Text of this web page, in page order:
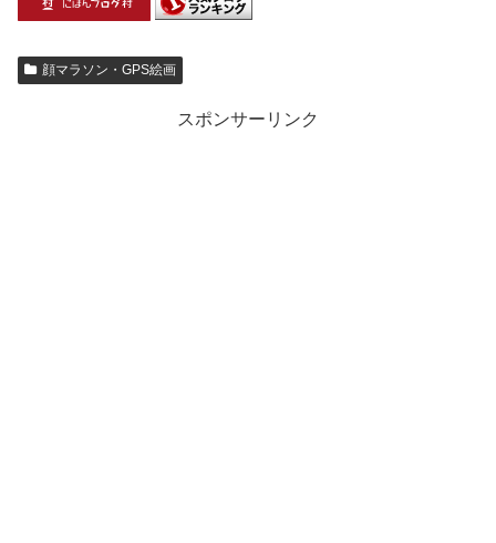
顔マラソン・GPS絵画
スポンサーリンク